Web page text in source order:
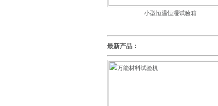
小型恒温恒湿试验箱
最新产品：